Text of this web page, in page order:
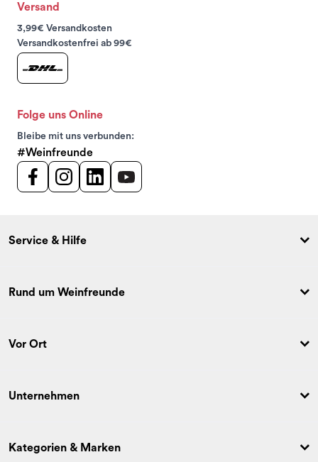
Versand
3,99€ Versandkosten
Versandkostenfrei ab 99€
Folge uns Online
Bleibe mit uns verbunden:
#Weinfreunde
Service & Hilfe
Rund um Weinfreunde
Vor Ort
Unternehmen
Kategorien & Marken